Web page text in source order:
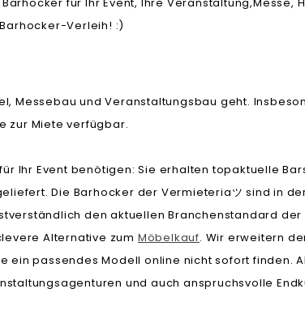
Verleih! :)
Messebau und Veranstaltungsbau geht.
zur Miete verfügbar.
Ihr Event benötigen: Sie erhalten topaktuelle
Die Barhocker der Vermieteria ツ sind in
den aktuellen Branchenstandard der
Alternative zum Möbelkauf. Wir erweitern
ein passendes Modell online nicht sofort finden.
und auch anspruchsvolle